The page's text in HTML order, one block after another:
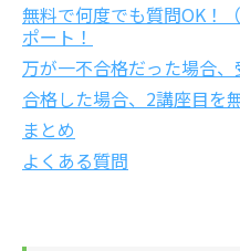
無料で何度でも質問OK！
ポート！
万が一不合格だった場合
合格した場合、2講座目を
まとめ
よくある質問